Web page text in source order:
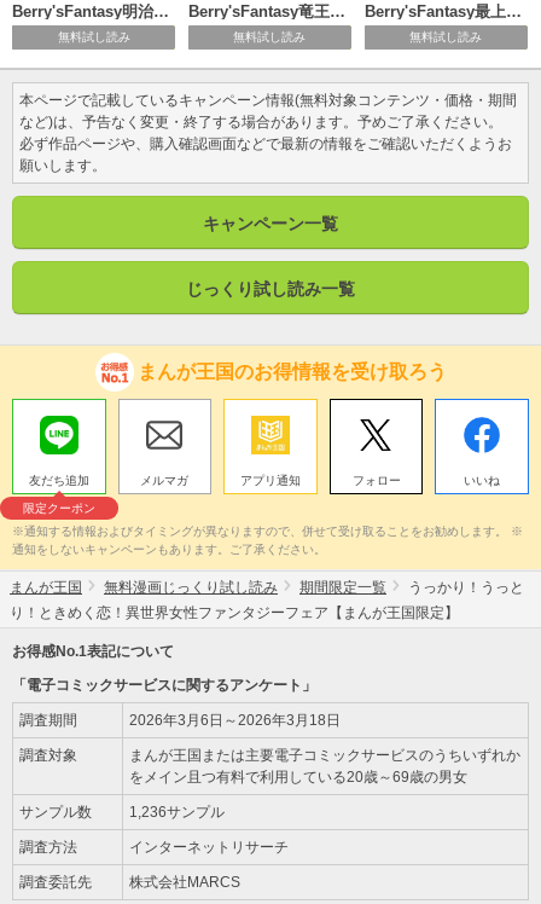
Berry'sFantasy明治蜜恋ロマン
無料試し読み
Berry'sFantasy竜王陛下のもふもふお世話係～転生した平凡女子に溺愛フラグが立ちました～
無料試し読み
Berry'sFantasy最上級の聖女らしいですが、竜王様の花嫁にはなりません！～追放されたので薬師として第二の人生を謳歌します～
無料試し読み
本ページで記載しているキャンペーン情報(無料対象コンテンツ・価格・期間
など)は、予告なく変更・終了する場合があります。予めご了承ください。
必ず作品ページや、購入確認画面などで最新の情報をご確認いただくようお
願いします。
キャンペーン一覧
じっくり試し読み一覧
まんが王国のお得情報を受け取ろう
友だち追加
限定クーポン
メルマガ アプリ通知 フォロー いいね
※通知する情報およびタイミングが異なりますので、併せて受け取ることをお勧めします。 ※
通知をしないキャンペーンもあります。ご了承ください。
まんが王国 無料漫画じっくり試し読み 期間限定一覧
うっかり！うっと
り！ときめく恋！異世界女性ファンタジーフェア【まんが王国限定】
お得感No.1表記について
「電子コミックサービスに関するアンケート」
調査期間 2026年3月6日～2026年3月18日
調査対象
まんが王国または主要電子コミックサービスのうちいずれか
をメイン且つ有料で利用している20歳～69歳の男女
サンプル数 1,236サンプル
調査方法 インターネットリサーチ
調査委託先 株式会社MARCS